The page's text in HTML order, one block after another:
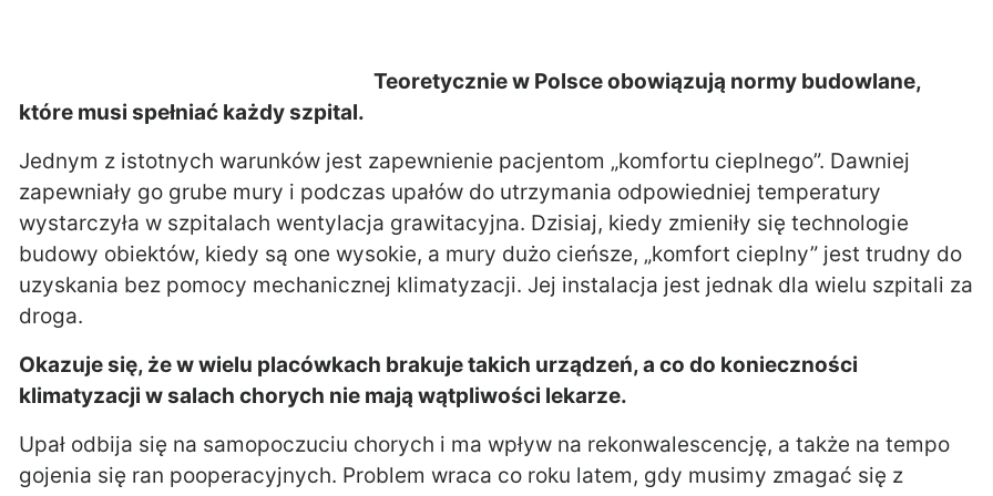
Teoretycznie w Polsce obowiązują normy budowlane,
które musi spełniać każdy szpital.
Jednym z istotnych warunków jest zapewnienie pacjentom „komfortu cieplnego”. Dawniej
zapewniały go grube mury i podczas upałów do utrzymania odpowiedniej temperatury
wystarczyła w szpitalach wentylacja grawitacyjna. Dzisiaj, kiedy zmieniły się technologie
budowy obiektów, kiedy są one wysokie, a mury dużo cieńsze, „komfort cieplny” jest trudny do
uzyskania bez pomocy mechanicznej klimatyzacji. Jej instalacja jest jednak dla wielu szpitali za
droga.
Okazuje się, że w wielu placówkach brakuje takich urządzeń, a co do konieczności
klimatyzacji w salach chorych nie mają wątpliwości lekarze.
Upał odbija się na samopoczuciu chorych i ma wpływ na rekonwalescencję, a także na tempo
gojenia się ran pooperacyjnych. Problem wraca co roku latem, gdy musimy zmagać się z